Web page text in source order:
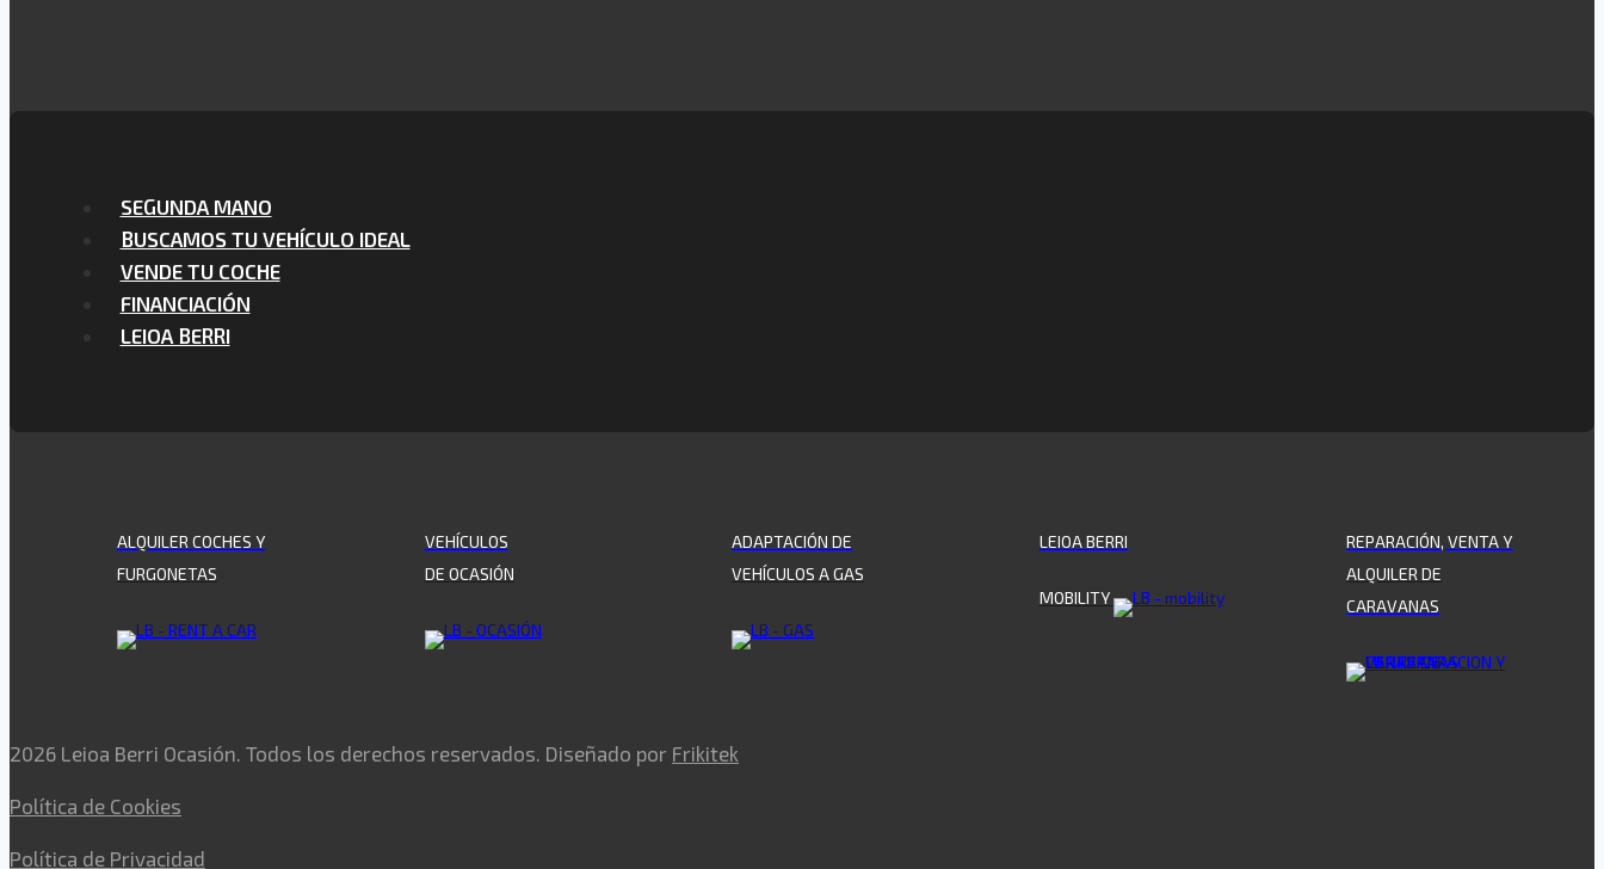
SEGUNDA MANO
BUSCAMOS TU VEHÍCULO IDEAL
VENDE TU COCHE
FINANCIACIÓN
LEIOA BERRI
ALQUILER COCHES Y
FURGONETAS
VEHÍCULOS
DE OCASIÓN
ADAPTACIÓN DE
VEHÍCULOS A GAS
LEIOA BERRI
MOBILITY
REPARACIÓN, VENTA Y
ALQUILER DE
CARAVANAS
2026 Leioa Berri Ocasión. Todos los derechos reservados. Diseñado por Frikitek
Política de Cookies
Política de Privacidad